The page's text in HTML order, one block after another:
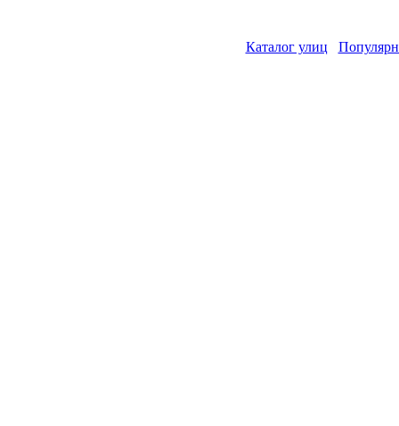
Каталог улиц